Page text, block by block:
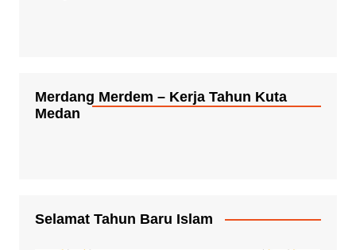
Merdang Merdem – Kerja Tahun Kuta
Medan
Selamat Tahun Baru Islam